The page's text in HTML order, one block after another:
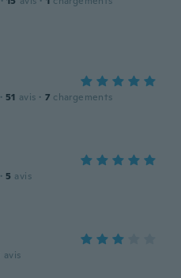
· 51 avis · 7 chargements
· 5 avis
avis